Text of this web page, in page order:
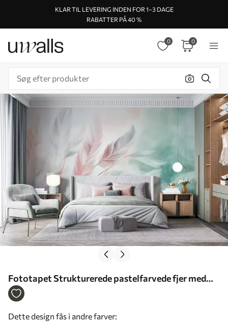
KLAR TIL LEVERING INDEN FOR 1–3 DAGE
RABATTER PÅ 40 %
0 0
Fototapet Strukturerede pastelfarvede fjer med
bløde, spidse kanter på en baggrund i akvarelstil Nr.
Dette design fås i andre farver: